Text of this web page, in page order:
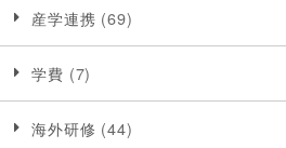
産学連携 (69)
学費 (7)
海外研修 (44)